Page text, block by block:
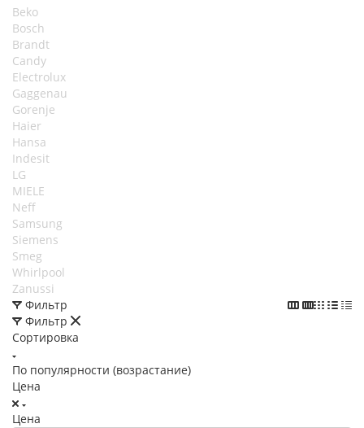
Beko
Bosch
Brandt
Candy
Electrolux
Gaggenau
Gorenje
Haier
Hansa
Indesit
LG
MIELE
Neff
Samsung
Siemens
Smeg
Whirlpool
Zanussi
Фильтр
Фильтр
Сортировка
По популярности (возрастание)
Цена
Цена